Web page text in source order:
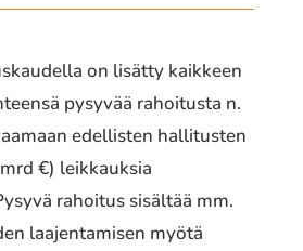
on lisätty kaikkeen
pysyvää rahoitusta n.
edellisten hallitusten
€) leikkauksia
rahoitus sisältää mm.
laajentamisen myötä